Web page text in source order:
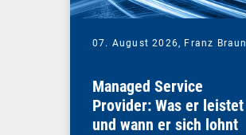
07. August 2026, Franz Braun
Managed Service
Provider: Was er leistet
und wann er sich lohnt